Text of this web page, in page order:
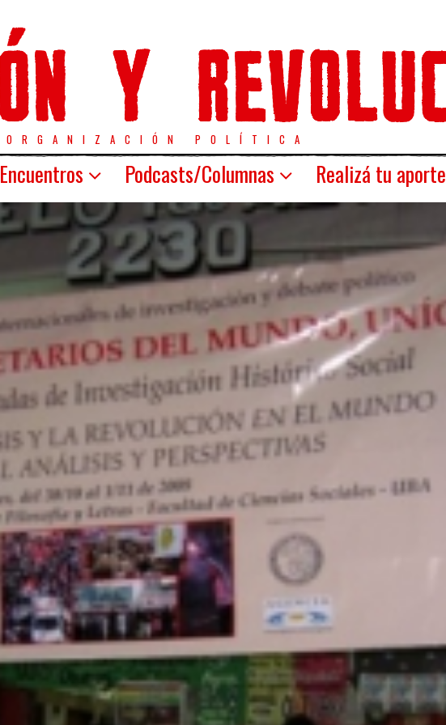
ORGANIZACIÓN POLÍTICA
Encuentros Podcasts/Columnas Realizá tu aporte